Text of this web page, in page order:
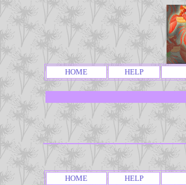
HOME HELP
HOME HELP